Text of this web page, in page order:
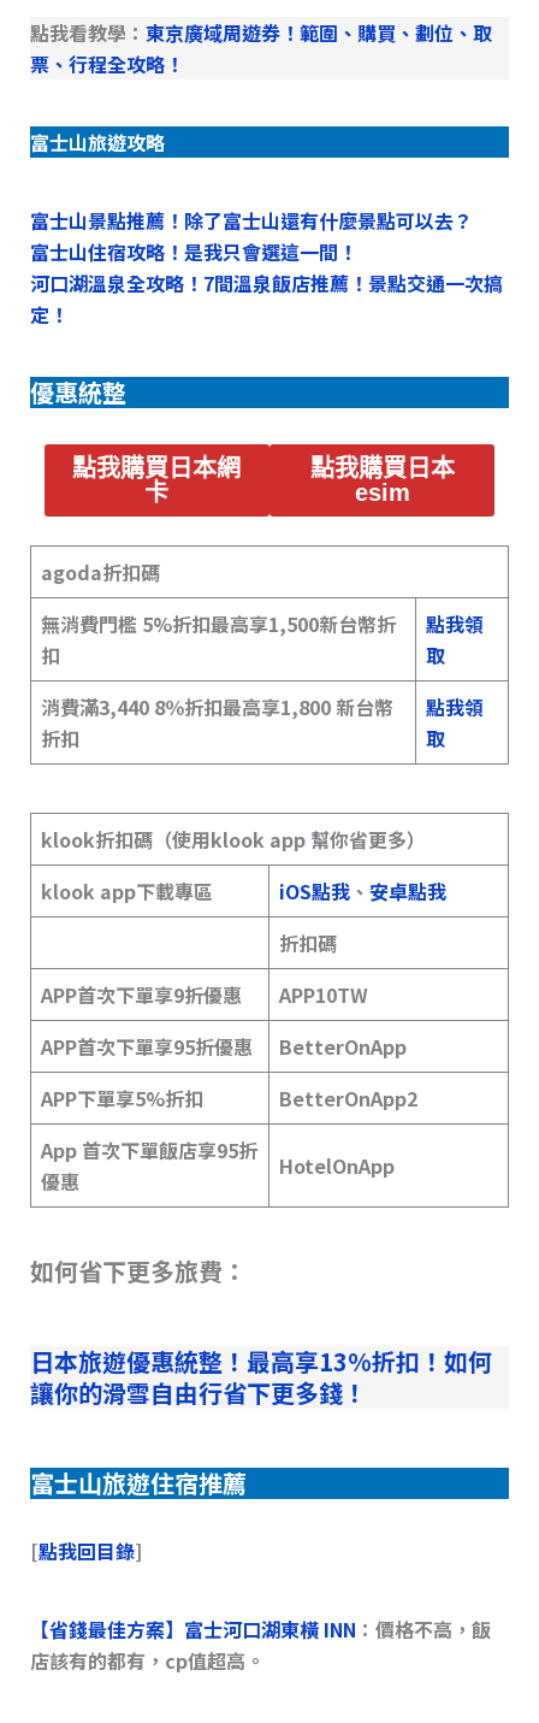
點我看教學： 東京廣域周遊券！範圍、購買、劃位、取
票、行程全攻略！
富士山旅遊攻略
富士山景點推薦！除了富士山還有什麼景點可以去？
富士山住宿攻略！是我只會選這一間！
河口湖溫泉全攻略！7間溫泉飯店推薦！景點交通一次搞
定！
優惠統整
點我購買日本網
卡
點我購買日本
esim
agoda折扣碼
無消費門檻 5%折扣最高享1,500新台幣折
扣
點我領
取
消費滿3,440 8％折扣最高享1,800 新台幣
折扣
點我領
取
klook折扣碼（使用klook app 幫你省更多）
klook app下載專區
iOS點我、 安卓點我
折扣碼
APP首次下單享9折優惠
APP10TW
APP首次下單享95折優惠
BetterOnApp
APP下單享5%折扣
BetterOnApp2
App 首次下單飯店享95折
優惠
HotelOnApp
如何省下更多旅費：
日本旅遊優惠統整！最高享13%折扣！如何
讓你的滑雪自由行省下更多錢！
富士山旅遊住宿推薦
[點我回目錄]
【省錢最佳方案】 富士河口湖東橫 INN ：價格不高，飯
店該有的都有，cp值超高。